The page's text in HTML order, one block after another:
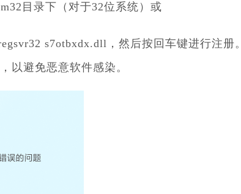
目录下（对于32位系统）或
s7otbxdx.dll ，然后按回车键进行注册。
以避免恶意软件感染。